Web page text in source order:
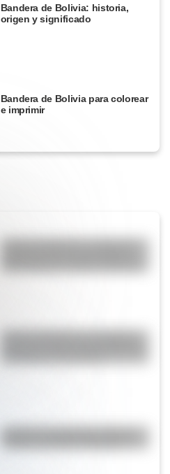
Bandera de Bolivia: historia,
origen y significado
Bandera de Bolivia para colorear
e imprimir
Amores históricos: conocé la
Amores históricos: conocé la
¿Cuál es el origen de la frase